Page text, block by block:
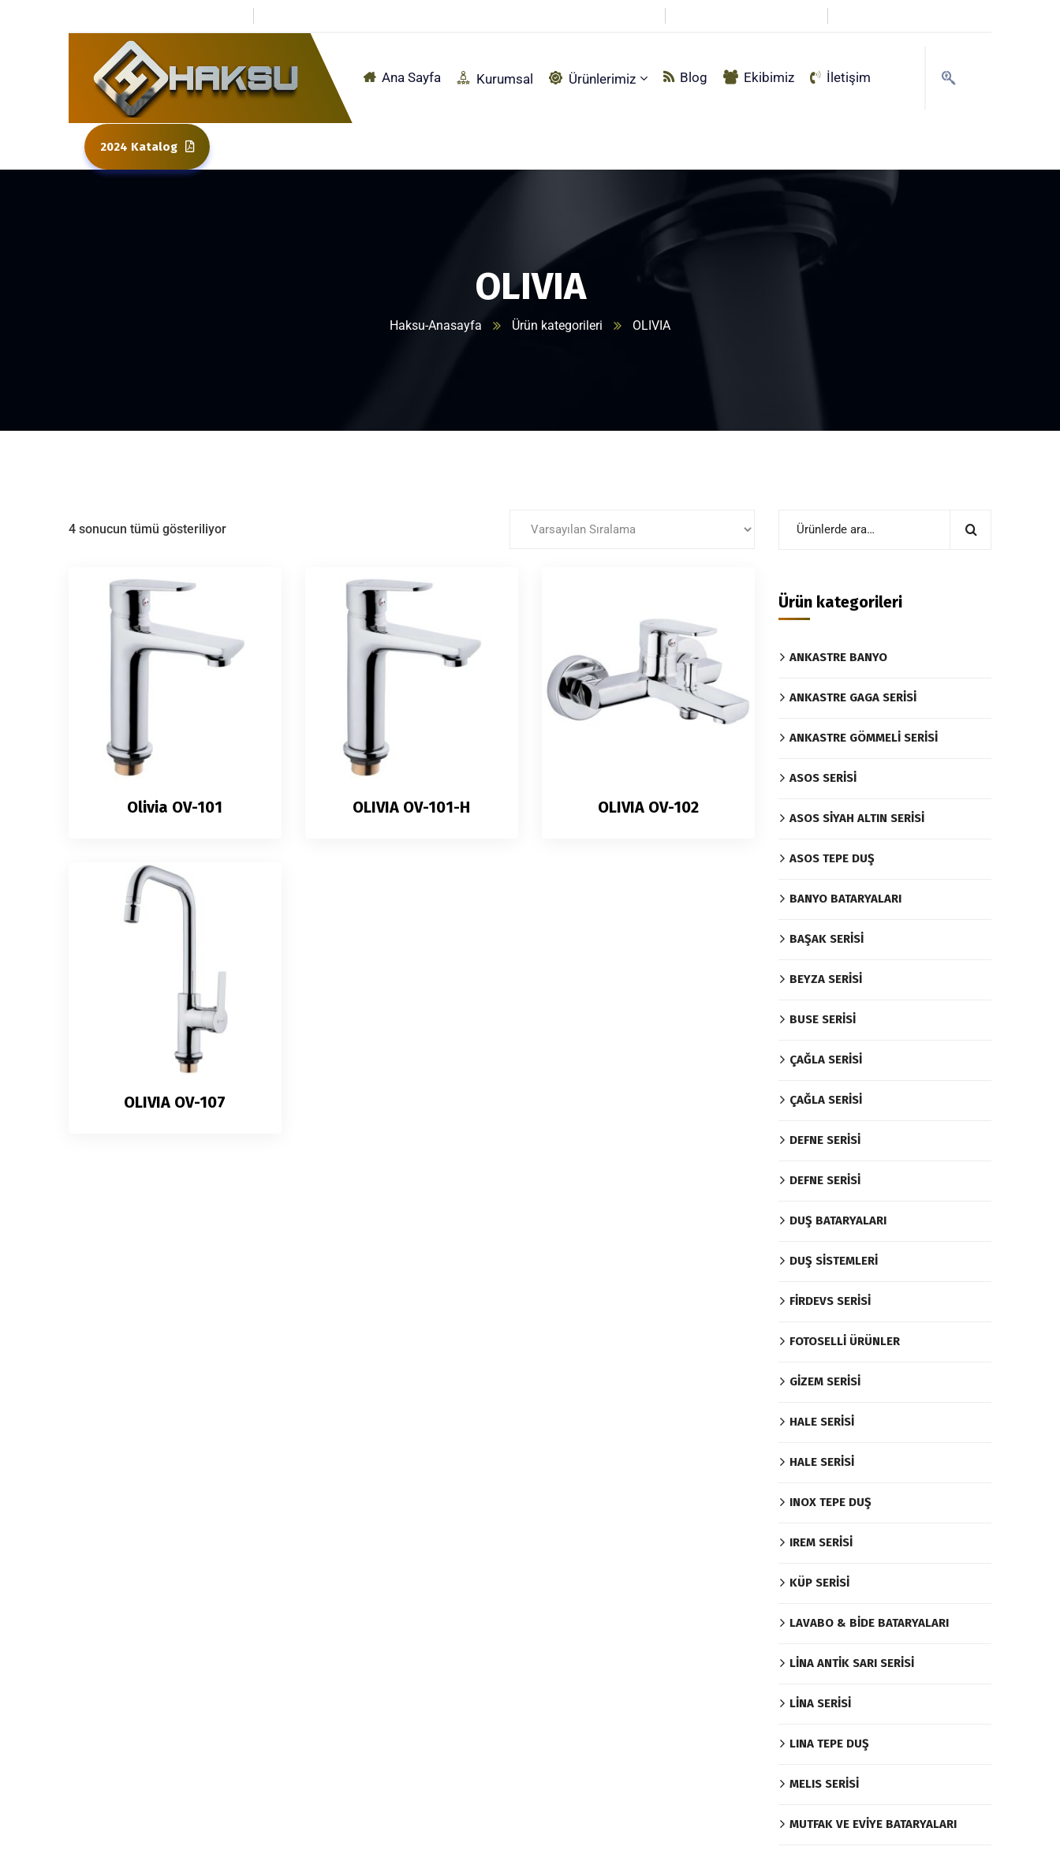
Ana Sayfa Kurumsal Ürünlerimiz Blog Ekibimiz İletişim
2024 Katalog
OLIVIA
Haksu-Anasayfa Ürün kategorileri OLIVIA
4 sonucun tümü gösteriliyor
Olivia OV-101 OLIVIA OV-101-H OLIVIA OV-102
OLIVIA OV-107
Ürün kategorileri
ANKASTRE BANYO
ANKASTRE GAGA SERİSİ
ANKASTRE GÖMMELİ SERİSİ
ASOS SERİSİ
ASOS SİYAH ALTIN SERİSİ
ASOS TEPE DUŞ
BANYO BATARYALARI
BAŞAK SERİSİ
BEYZA SERİSİ
BUSE SERİSİ
ÇAĞLA SERİSİ
ÇAĞLA SERİSİ
DEFNE SERİSİ
DEFNE SERİSİ
DUŞ BATARYALARI
DUŞ SİSTEMLERİ
FİRDEVS SERİSİ
FOTOSELLİ ÜRÜNLER
GİZEM SERİSİ
HALE SERİSİ
HALE SERİSİ
INOX TEPE DUŞ
IREM SERİSİ
KÜP SERİSİ
LAVABO & BİDE BATARYALARI
LİNA ANTİK SARI SERİSİ
LİNA SERİSİ
LINA TEPE DUŞ
MELIS SERİSİ
MUTFAK VE EVİYE BATARYALARI